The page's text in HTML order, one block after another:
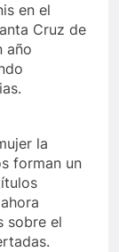
en el
Cruz de
año
la
forman un
sobre el